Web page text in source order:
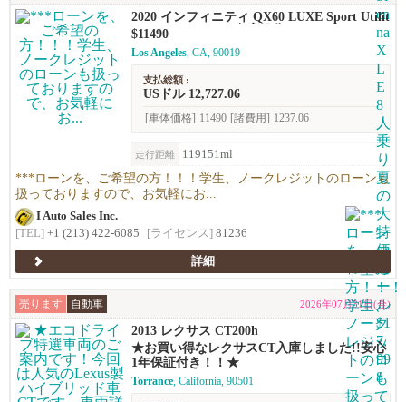
2020 インフィニティ QX60 LUXE Sport Utilit
y 4D *********** 在庫処分セール、$13490 ---
--> $11490 ***********
$11490
Los Angeles, CA, 90019
支払総額 :
USドル 12,727.06
[車体価格] 11490 [諸費用] 1237.06
走行距離 119151ml
***ローンを、ご希望の方！！！学生、ノークレジットのローンも
扱っておりますので、お気軽にお...
I Auto Sales Inc.
[TEL] +1 (213) 422-6085 [ライセンス] 81236
詳細
売ります 自動車 2026年07月31日(金)
2013 レクサス CT200h
★お買い得なレクサスCT入庫しました!!安心
1年保証付き！！★
Torrance, California, 90501